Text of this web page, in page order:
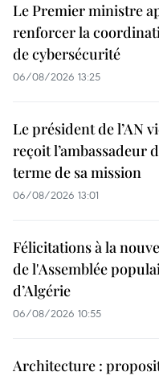
Le Premier ministre
renforcer la
de cybersécurité
06/08/2026 13:25
Le président de l’AN
reçoit l’ambassadeur
terme de sa mission
06/08/2026 13:01
Félicitations à la
de l'Assemblée
d’Algérie
06/08/2026 10:55
Architecture :